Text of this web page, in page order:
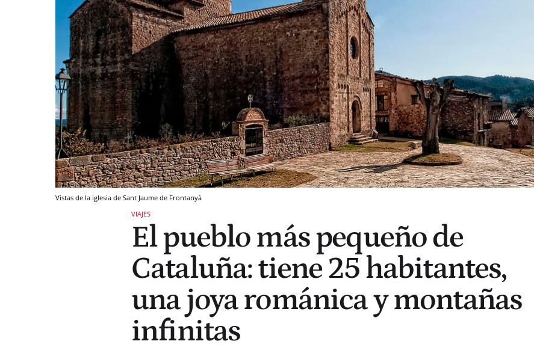
Vistas de la iglesia de Sant Jaume de Frontanyà
VIAJES
El pueblo más pequeño de
Cataluña: tiene 25 habitantes,
una joya románica y montañas
infinitas